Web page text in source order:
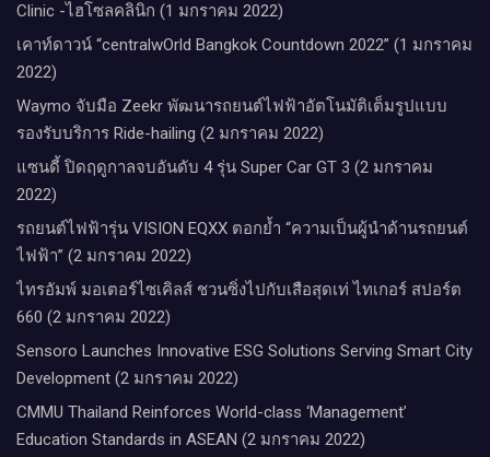
Clinic -ไฮโซลคลินิก (1 มกราคม 2022)
เคาท์ดาวน์​ “centralwOrld Bangkok Countdown 2022” (1 มกราคม
2022)
Waymo จับมือ Zeekr พัฒนารถยนต์ไฟฟ้าอัตโนมัติเต็มรูปแบบ
รองรับบริการ Ride-hailing (2 มกราคม 2022)
แซนดี้ ปิดฤดูกาลจบอันดับ 4 รุ่น Super Car GT 3 (2 มกราคม
2022)
รถยนต์ไฟฟ้ารุ่น VISION EQXX ตอกย้ำ “ความเป็นผู้นำด้านรถยนต์
ไฟฟ้า” (2 มกราคม 2022)
ไทรอัมพ์ มอเตอร์ไซเคิลส์ ชวนซิ่งไปกับเสือสุดเท่ ไทเกอร์ สปอร์ต
660 (2 มกราคม 2022)
Sensoro Launches Innovative ESG Solutions Serving Smart City
Development (2 มกราคม 2022)
CMMU Thailand Reinforces World-class ‘Management’
Education Standards in ASEAN (2 มกราคม 2022)